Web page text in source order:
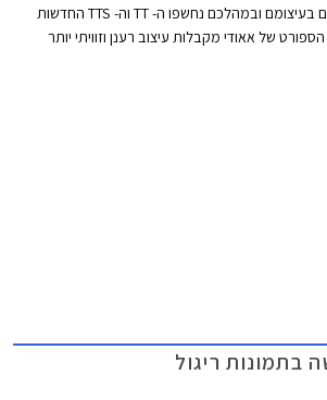
הפתיחה לעיתונות נמצאים בעיצומם ובמהלכם נחשפו ה- TT וה- TTS החדשות
של אאודי מקבלות עיצוב רענן וזוויתי יותר
חדשים עם הספקים של עד 310 כ"ס.